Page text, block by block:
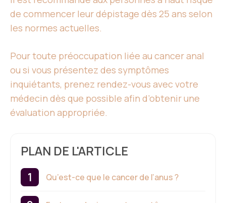
de commencer leur dépistage dès 25 ans selon
les normes actuelles.
Pour toute préoccupation liée au cancer anal
ou si vous présentez des symptômes
inquiétants, prenez rendez-vous avec votre
médecin dès que possible afin d’obtenir une
évaluation appropriée.
PLAN DE L'ARTICLE
Qu’est-ce que le cancer de l’anus ?